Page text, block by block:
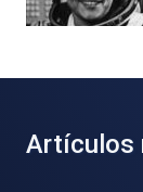
Artículos